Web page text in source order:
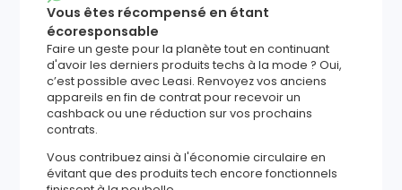
Vous êtes récompensé en étant
écoresponsable
Faire un geste pour la planète tout en continuant
d'avoir les derniers produits techs à la mode ? Oui,
c’est possible avec Leasi. Renvoyez vos anciens
appareils en fin de contrat pour recevoir un
cashback ou une réduction sur vos prochains
contrats.
Vous contribuez ainsi à l'économie circulaire en
évitant que des produits tech encore fonctionnels